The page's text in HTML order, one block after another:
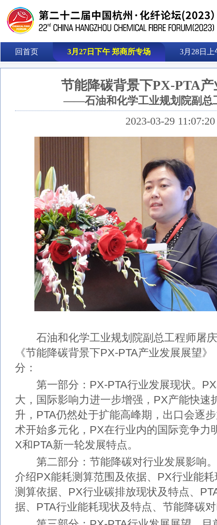
回首页 3月27日下午 郑商所专场 3月28日上
节能降碳背景下PX-PTA
——石油和化学工业规划院副总
2023-03-29 11:07:20
石油和化学工业规划院副总工程师屠庆
《节能降碳背景下PX-PTA产业发展展望
分：
第一部分：PX-PTA行业发展现状。PX
大，国际影响力进一步增强，PX产能快速
升，PTA仍然处于扩能高峰期，出口会逐
术开始多元化，PX在行业内的国际竞争力
X和PTA新一轮发展特点。
第二部分：节能降碳对行业发展影响。
介绍PX能耗测算范围及依据、PX行业能
测算依据、PX行业碳排放现状及特点、
据、PTA行业能耗现状及特点、节能降碳